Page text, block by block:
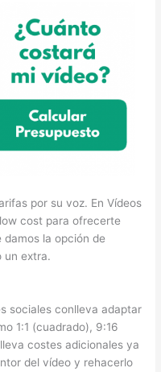
por su voz. En Vídeos
cost para ofrecerte
la opción de
un extra.
sociales conlleva adaptar
1:1 (cuadrado), 9:16
costes adicionales ya
del vídeo y rehacerlo